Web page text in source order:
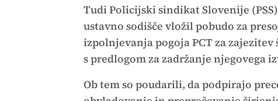
Tudi Policijski sindikat Slovenije
ustavno sodišče vložil pobudo za
izpolnjevanja pogoja PCT za
s predlogom za zadržanje njegovega
Ob tem so poudarili, da podpirajo